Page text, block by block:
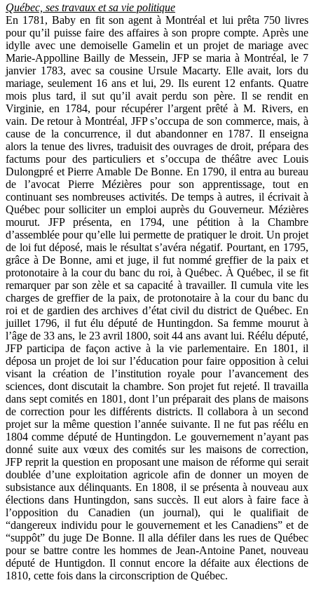
Québec, ses travaux et sa vie politique
En 1781, Baby en fit son agent à Montréal et lui prêta 750 livres
pour qu’il puisse faire des affaires à son propre compte. Après une
idylle avec une demoiselle Gamelin et un projet de mariage avec
Marie-Appolline Bailly de Messein, JFP se maria à Montréal, le 7
janvier 1783, avec sa cousine Ursule Macarty. Elle avait, lors du
mariage, seulement 16 ans et lui, 29. Ils eurent 12 enfants. Quatre
mois plus tard, il sut qu’il avait perdu son père. Il se rendit en
Virginie, en 1784, pour récupérer l’argent prêté à M. Rivers, en
vain. De retour à Montréal, JFP s’occupa de son commerce, mais, à
cause de la concurrence, il dut abandonner en 1787. Il enseigna
alors la tenue des livres, traduisit des ouvrages de droit, prépara des
factums pour des particuliers et s’occupa de théâtre avec Louis
Dulongpré et Pierre Amable De Bonne. En 1790, il entra au bureau
de l’avocat Pierre Mézières pour son apprentissage, tout en
continuant ses nombreuses activités. De temps à autres, il écrivait à
Québec pour solliciter un emploi auprès du Gouverneur. Mézières
mourut. JFP présenta, en 1794, une pétition à la Chambre
d’assemblée pour qu’elle lui permette de pratiquer le droit. Un projet
de loi fut déposé, mais le résultat s’avéra négatif. Pourtant, en 1795,
grâce à De Bonne, ami et juge, il fut nommé greffier de la paix et
protonotaire à la cour du banc du roi, à Québec. À Québec, il se fit
remarquer par son zèle et sa capacité à travailler. Il cumula vite les
charges de greffier de la paix, de protonotaire à la cour du banc du
roi et de gardien des archives d’état civil du district de Québec. En
juillet 1796, il fut élu député de Huntingdon. Sa femme mourut à
l’âge de 33 ans, le 23 avril 1800, soit 44 ans avant lui. Réélu député,
JFP participa de façon active à la vie parlementaire. En 1801, il
déposa un projet de loi sur l’éducation pour faire opposition à celui
visant la création de l’institution royale pour l’avancement des
sciences, dont discutait la chambre. Son projet fut rejeté. Il travailla
dans sept comités en 1801, dont l’un préparait des plans de maisons
de correction pour les différents districts. Il collabora à un second
projet sur la même question l’année suivante. Il ne fut pas réélu en
1804 comme député de Huntingdon. Le gouvernement n’ayant pas
donné suite aux vœux des comités sur les maisons de correction,
JFP reprit la question en proposant une maison de réforme qui serait
doublée d’une exploitation agricole afin de donner un moyen de
subsistance aux délinquants. En 1808, il se présenta à nouveau aux
élections dans Huntingdon, sans succès. Il eut alors à faire face à
l’opposition du Canadien (un journal), qui le qualifiait de
“dangereux individu pour le gouvernement et les Canadiens” et de
“suppôt” du juge De Bonne. Il alla défiler dans les rues de Québec
pour se battre contre les hommes de Jean-Antoine Panet, nouveau
député de Huntigdon. Il connut encore la défaite aux élections de
1810, cette fois dans la circonscription de Québec.